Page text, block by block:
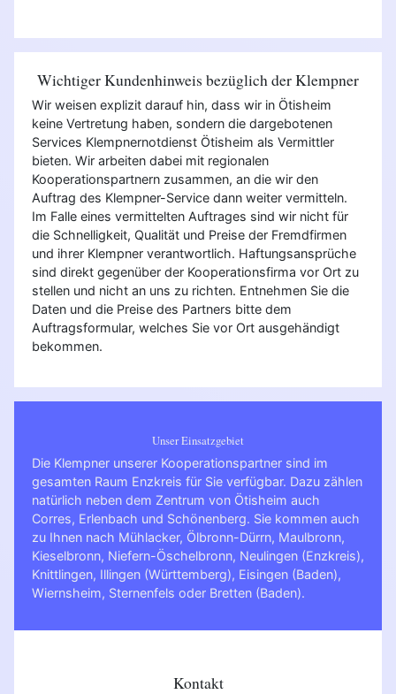
Wichtiger Kundenhinweis bezüglich der Klempner
Wir weisen explizit darauf hin, dass wir in Ötisheim
keine Vertretung haben, sondern die dargebotenen
Services Klempnernotdienst Ötisheim als Vermittler
bieten. Wir arbeiten dabei mit regionalen
Kooperationspartnern zusammen, an die wir den
Auftrag des Klempner-Service dann weiter vermitteln.
Im Falle eines vermittelten Auftrages sind wir nicht für
die Schnelligkeit, Qualität und Preise der Fremdfirmen
und ihrer Klempner verantwortlich. Haftungsansprüche
sind direkt gegenüber der Kooperationsfirma vor Ort zu
stellen und nicht an uns zu richten. Entnehmen Sie die
Daten und die Preise des Partners bitte dem
Auftragsformular, welches Sie vor Ort ausgehändigt
bekommen.
Unser Einsatzgebiet
Die Klempner unserer Kooperationspartner sind im
gesamten Raum Enzkreis für Sie verfügbar. Dazu zählen
natürlich neben dem Zentrum von Ötisheim auch
Corres, Erlenbach und Schönenberg. Sie kommen auch
zu Ihnen nach Mühlacker, Ölbronn-Dürrn, Maulbronn,
Kieselbronn, Niefern-Öschelbronn, Neulingen (Enzkreis),
Knittlingen, Illingen (Württemberg), Eisingen (Baden),
Wiernsheim, Sternenfels oder Bretten (Baden).
Kontakt